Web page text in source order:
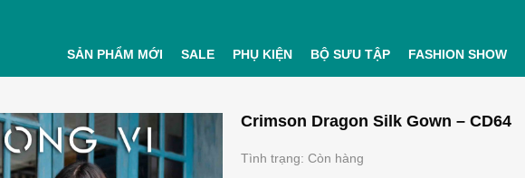
SẢN PHẨM MỚI SALE PHỤ KIỆN BỘ SƯU TẬP FASHION SHOW
Crimson Dragon Silk Gown – CD64
Tình trạng: Còn hàng